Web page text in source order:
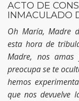
ACTO DE
INMACULADO
Oh María, Madre
esta hora de
Madre, nos
preocupa se te
hemos
que nos devuelve